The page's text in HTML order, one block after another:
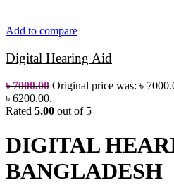
Add to compare
Digital Hearing Aid
৳7000.00 Original price was: ৳
৳ 6200.00.
Rated 5.00 out of 5
DIGITAL
BANGLADESH